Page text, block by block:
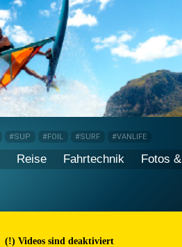
#SUP #FOIL #SURF #VANLIFE
Reise Fahrtechnik Fotos
(!) Videos sind deaktiviert